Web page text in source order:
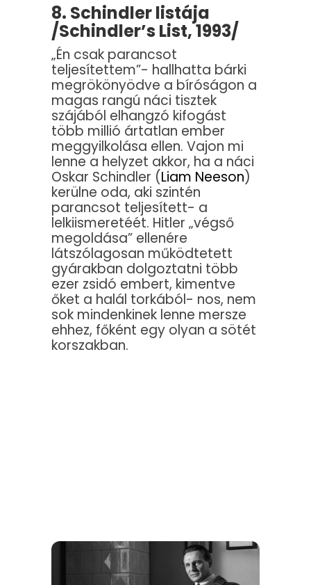
8. Schindler listája
/Schindler’s List, 1993/
„Én csak parancsot
teljesítettem”- hallhatta bárki
megrökönyödve a bíróságon a
magas rangú náci tisztek
szájából elhangzó kifogást
több millió ártatlan ember
meggyilkolása ellen. Vajon mi
lenne a helyzet akkor, ha a náci
Oskar Schindler (Liam Neeson)
kerülne oda, aki szintén
parancsot teljesített- a
lelkiismeretéét. Hitler „végső
megoldása” ellenére
látszólagosan működtetett
gyárakban dolgoztatni több
ezer zsidó embert, kimentve
őket a halál torkából- nos, nem
sok mindenkinek lenne mersze
ehhez, főként egy olyan a sötét
korszakban.